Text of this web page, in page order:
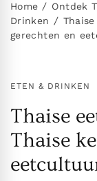
expert-tips,
over vervoer,
Home Ontdek
Drinken
gerechten en
ETEN & DRINKEN
Thaise
Thaise